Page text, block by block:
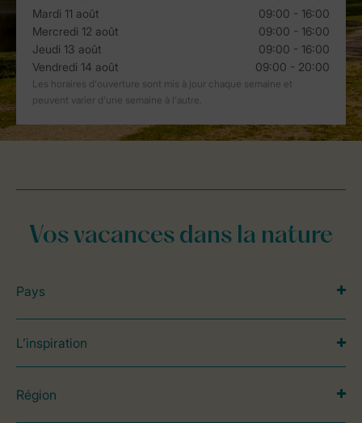
Vos vacances dans la nature
Pays
L’inspiration
Région